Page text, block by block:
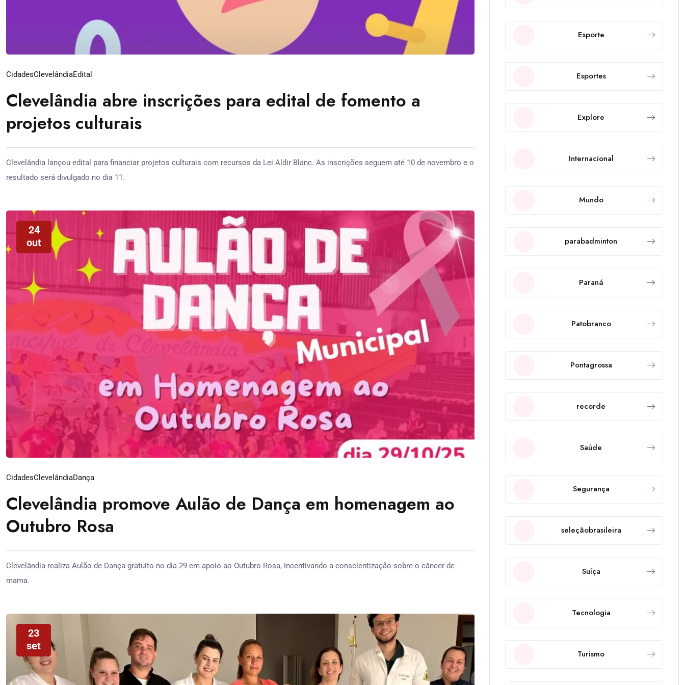
CidadesClevelândiaEdital
Clevelândia abre inscrições para edital de fomento a
projetos culturais
Clevelândia lançou edital para financiar projetos culturais com recursos da Lei Aldir Blanc. As inscrições seguem até 10 de novembro e o
resultado será divulgado no dia 11.
24
out
CidadesClevelândiaDança
Clevelândia promove Aulão de Dança em homenagem ao
Outubro Rosa
Clevelândia realiza Aulão de Dança gratuito no dia 29 em apoio ao Outubro Rosa, incentivando a conscientização sobre o câncer de
mama.
23
set
Esporte
Esportes
Explore
Internacional
Mundo
parabadminton
Paraná
Patobranco
Pontagrossa
recorde
Saúde
Segurança
seleçãobrasileira
Suíça
Tecnologia
Turismo